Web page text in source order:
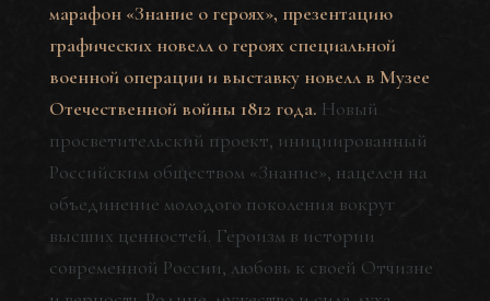
марафон «Знание о героях», презентацию
графических новелл о героях специальной
военной операции и выставку новелл в Музее
Отечественной войны 1812 года. Новый
просветительский проект, инициированный
Российским обществом «Знание», нацелен на
объединение молодого поколения вокруг
высших ценностей. Героизм в истории
современной России, любовь к своей Отчизне